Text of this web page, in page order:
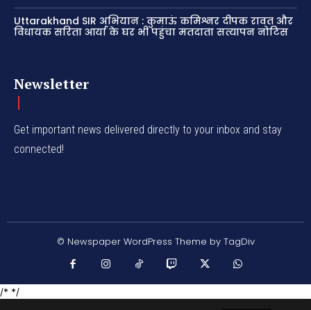
Uttarakhand SIR अभियान : कुमाऊं कमिश्नर दीपक रावत और
विधायक सरिता आर्या के घर भी पहुंचा मतदाता सत्यापन नोटिस
Newsletter
Get important news delivered directly to your inbox and stay
connected!
© Newspaper WordPress Theme by TagDiv
/* */